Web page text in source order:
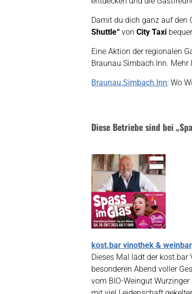
Damit du dich ganz auf den
Shuttle“ vonCity Taxi
Eine Aktion der regionalen
Braunau.Simbach.Inn.
Braunau.Simbach.Inn: Wo
Diese Betriebe sind bei
kost.bar vinothek &
Dieses Mal lädt der kost.bar
besonderen Abend voller
vom BIO-Weingut